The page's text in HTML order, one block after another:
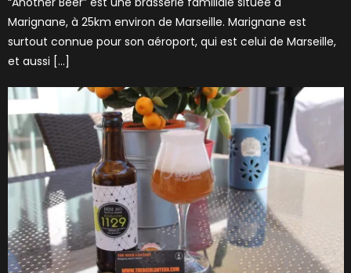
Marignane, à 25km environ de Marseille. Marignane est
surtout connue pour son aéroport, qui est celui de Marseille,
et aussi […]